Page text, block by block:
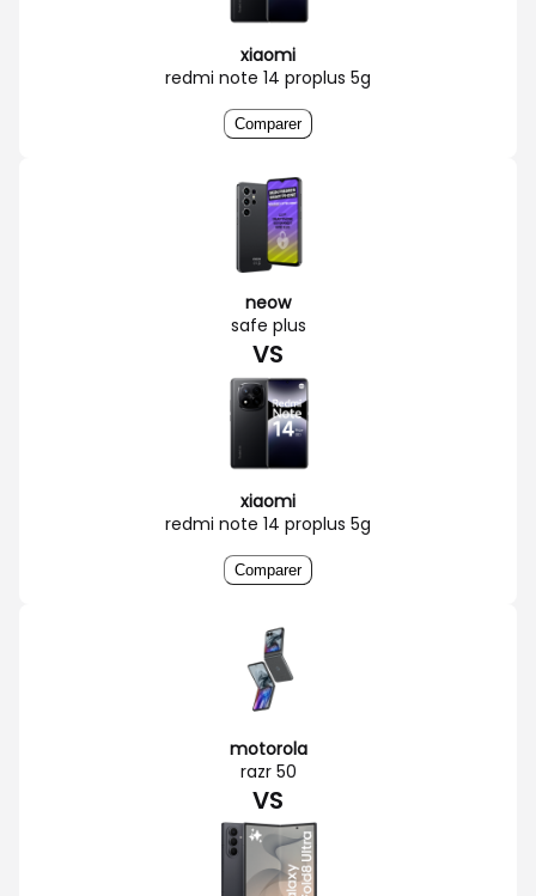
xiaomi
redmi note 14 proplus 5g
Comparer
neow
safe plus
VS
xiaomi
redmi note 14 proplus 5g
Comparer
motorola
razr 50
VS